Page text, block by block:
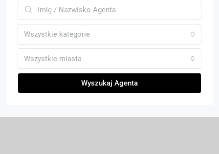
Wszystkie kategorie
Wszystkie miasta
Wyszukaj Agenta